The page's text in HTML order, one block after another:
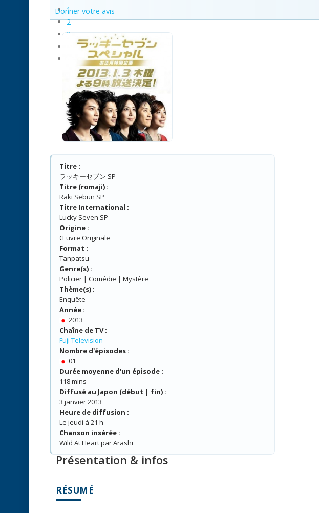
1
2
3
Donner votre avis
Titre :
ラッキーセブン SP
Titre (romaji) :
Raki Sebun SP
Titre International :
Lucky Seven SP
Origine :
Œuvre Originale
Format :
Tanpatsu
Genre(s) :
Policier | Comédie | Mystère
Thème(s) :
Enquête
Année :
2013
Chaîne de TV :
Fuji Television
Nombre d'épisodes :
01
Durée moyenne d'un épisode :
118 mins
Diffusé au Japon (début | fin) :
3 janvier 2013
Heure de diffusion :
Le jeudi à 21 h
Chanson insérée :
Wild At Heart par Arashi
Présentation & infos
RÉSUMÉ